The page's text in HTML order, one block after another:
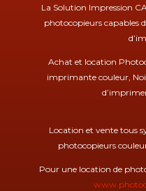
La Solution Impression
photocopieurs capables
Achat et location
imprimante couleur,
Location et vente tous
photocopieurs
Pour une location de